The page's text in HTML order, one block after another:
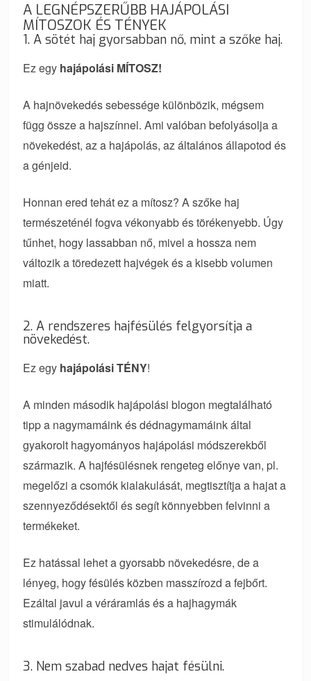
A LEGNÉPSZERŰBB HAJÁPOLÁSI
MÍTOSZOK ÉS TÉNYEK
1. A sötét haj gyorsabban nő, mint a szőke haj.
Ez egy hajápolási MÍTOSZ!
A hajnövekedés sebessége különbözik, mégsem
függ össze a hajszínnel. Ami valóban befolyásolja a
növekedést, az a hajápolás, az általános állapotod és
a génjeid.
Honnan ered tehát ez a mítosz? A szőke haj
természeténél fogva vékonyabb és törékenyebb. Úgy
tűnhet, hogy lassabban nő, mivel a hossza nem
változik a töredezett hajvégek és a kisebb volumen
miatt.
2. A rendszeres hajfésülés felgyorsítja a
növekedést.
Ez egy hajápolási TÉNY!
A minden második hajápolási blogon megtalálható
tipp a nagymamáink és dédnagymamáink által
gyakorolt hagyományos hajápolási módszerekből
származik. A hajfésülésnek rengeteg előnye van, pl.
megelőzi a csomók kialakulását, megtisztítja a hajat a
szennyeződésektől és segít könnyebben felvinni a
termékeket.
Ez hatással lehet a gyorsabb növekedésre, de a
lényeg, hogy fésülés közben masszírozd a fejbőrt.
Ezáltal javul a véráramlás és a hajhagymák
stimulálódnak.
3. Nem szabad nedves hajat fésülni.